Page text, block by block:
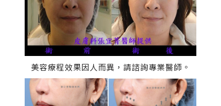
美容療程效果因人而異，請諮詢專業醫師。